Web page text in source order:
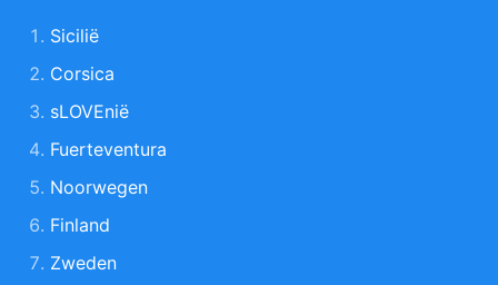
Sicilië
Corsica
sLOVEnië
Fuerteventura
Noorwegen
Finland
Zweden